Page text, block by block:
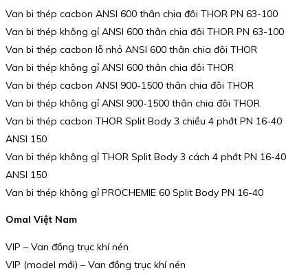
Van bi thép cacbon ANSI 600 thân chia đôi THOR PN 63-100
Van bi thép không gỉ ANSI 600 thân chia đôi THOR PN 63-100
Van bi thép cacbon lỗ nhỏ ANSI 600 thân chia đôi THOR
Van bi thép không gỉ ANSI 600 thân chia đôi THOR
Van bi thép cacbon ANSI 900-1500 thân chia đôi THOR
Van bi thép không gỉ ANSI 900-1500 thân chia đôi THOR
Van bi thép cacbon THOR Split Body 3 chiều 4 phớt PN 16-40
ANSI 150
Van bi thép không gỉ THOR Split Body 3 cách 4 phớt PN 16-40
ANSI 150
Van bi thép không gỉ PROCHEMIE 60 Split Body PN 16-40
Omal Việt Nam
VIP – Van đồng trục khí nén
VIP (model mới) – Van đồng trục khí nén